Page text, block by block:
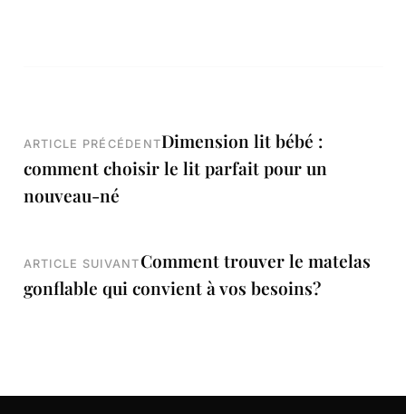
Navigation
de
ARTICLE PRÉCÉDENTDimension lit bébé :
comment choisir le lit parfait pour un
nouveau-né
ARTICLE SUIVANT Comment trouver le matelas
gonflable qui convient à vos besoins?